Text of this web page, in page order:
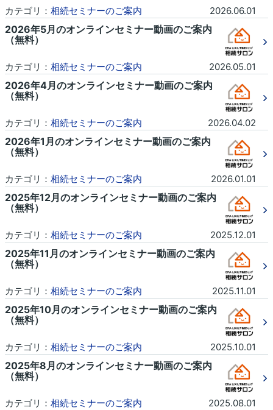
カテゴリ： 相続セミナーのご案内 2026.06.01
2026年5月のオンラインセミナー動画のご案内
（無料）
カテゴリ： 相続セミナーのご案内 2026.05.01
2026年4月のオンラインセミナー動画のご案内
（無料）
カテゴリ： 相続セミナーのご案内 2026.04.02
2026年1月のオンラインセミナー動画のご案内
（無料）
カテゴリ： 相続セミナーのご案内 2026.01.01
2025年12月のオンラインセミナー動画のご案内
（無料）
カテゴリ： 相続セミナーのご案内 2025.12.01
2025年11月のオンラインセミナー動画のご案内
（無料）
カテゴリ： 相続セミナーのご案内 2025.11.01
2025年10月のオンラインセミナー動画のご案内
（無料）
カテゴリ： 相続セミナーのご案内 2025.10.01
2025年8月のオンラインセミナー動画のご案内
（無料）
カテゴリ： 相続セミナーのご案内 2025.08.01